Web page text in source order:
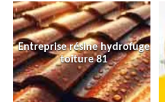
Entreprise résine hydrofuge
toiture 81